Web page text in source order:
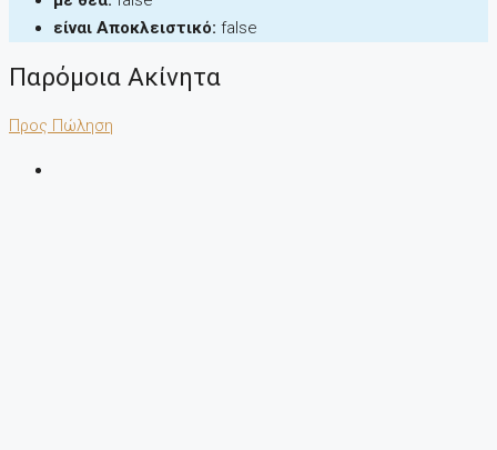
είναι Αποκλειστικό: false
Παρόμοια Ακίνητα
Προς Πώληση